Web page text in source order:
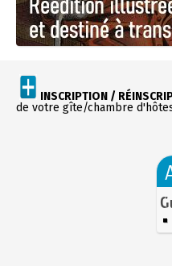
INSCRIPTION /
de votre gîte/chambre